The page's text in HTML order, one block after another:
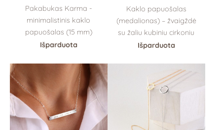
Pakabukas Karma -
minimalistinis kaklo
papuošalas (15 mm)
Išparduota
Kaklo papuošalas
(medalionas) – žvaigždė
su žaliu kubiniu cirkoniu
Išparduota